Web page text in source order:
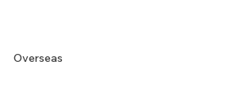
Overseas